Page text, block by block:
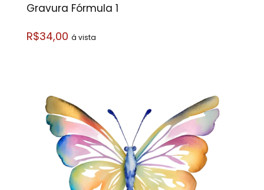
Gravura Fórmula 1
R$34,00 á vista